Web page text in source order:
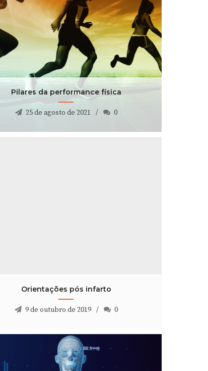
Pilares da performance física
25 de agosto de 2021 0
Pilares da performance física
25 de agosto de 2021 0
Orientações pós infarto
9 de outubro de 2019 0